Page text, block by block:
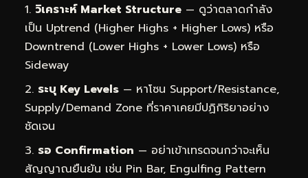
วิเคราะห์ Market Structure — ดูว่าตลาดกำลัง
เป็น Uptrend (Higher Highs + Higher Lows) หรือ
Downtrend (Lower Highs + Lower Lows) หรือ
Sideway
ระบุ Key Levels — หาโซน Support/Resistance,
Supply/Demand Zone ที่ราคาเคยมีปฏิกิริยาอย่าง
ชัดเจน
รอ Confirmation — อย่าเข้าเทรดจนกว่าจะเห็น
สัญญาณยืนยัน เช่น Pin Bar, Engulfing Pattern